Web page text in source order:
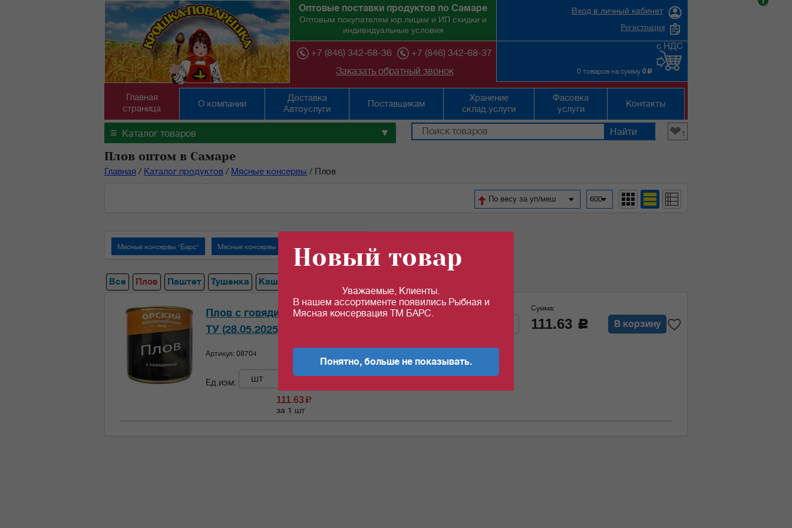
Оптовые поставки продуктов по Самаре
Оптовым покупателям юр.лицам и ИП скидки и
индивидуальные условия
+7 (846) 342-68-36
+7 (846) 342-68-37
Заказать обратный звонок
Вход в личный кабинет
Регистрация
0 товаров на сумму 0 c
с НДС
Главная
страница
О компании
Доставка
Автоуслуги
Поставщикам
Хранение
склад.услуги
Фасовка
услуги
Контакты
≡ Каталог товаров ▼ ❤1
Плов оптом в Самаре
Главная / Каталог продуктов / Мясные консервы / Плов
600
По весу за уп/меш
Мясные консервы "Барс" Мясные консервы "Орский мясокомбинат"
Все Плов Паштет Тушенка Каша
Плов с говядиной "Орск" 338гр*20шт/уп
ТУ (28.05.2025)
Артикул: 08704
Ед.изм: шт
111.63 c
за 1 шт
Сумма:
111.63 c В корзину
Новый товар
Уважаемые, Клиенты.
В нашем ассортименте появились Рыбная и
Мясная консервация ТМ БАРС.
Понятно, больше не показывать.